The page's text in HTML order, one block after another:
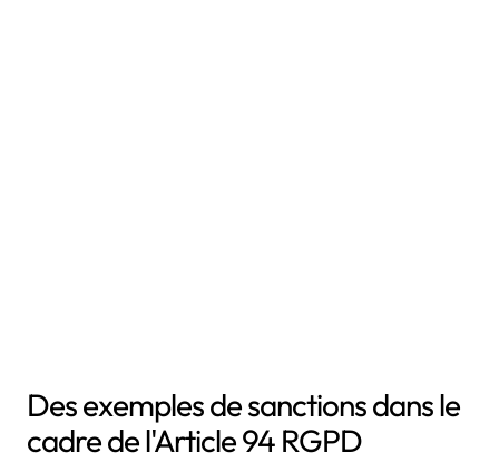
Des exemples de sanctions dans le
cadre de l'Article 94 RGPD